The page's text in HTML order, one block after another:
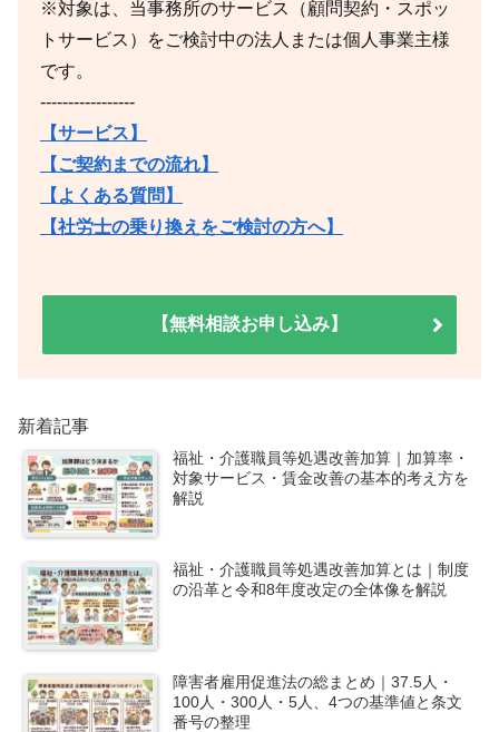
※対象は、当事務所のサービス（顧問契約・スポッ
トサービス）をご検討中の法人または個人事業主様
です。
-----------------
【サービス】
【ご契約までの流れ】
【よくある質問】
【社労士の乗り換えをご検討の方へ】
【無料相談お申し込み】
新着記事
福祉・介護職員等処遇改善加算｜加算率・
対象サービス・賃金改善の基本的考え方を
解説
福祉・介護職員等処遇改善加算とは｜制度
の沿革と令和8年度改定の全体像を解説
障害者雇用促進法の総まとめ｜37.5人・
100人・300人・5人、4つの基準値と条文
番号の整理